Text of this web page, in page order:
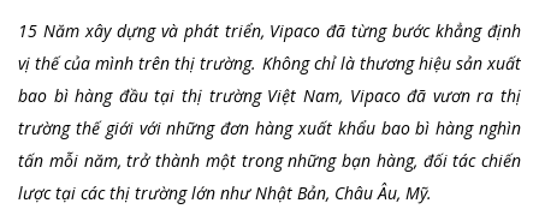
15 Năm xây dựng và phát triển, Vipaco đã từng bước khẳng định
vị thế của mình trên thị trường. Không chỉ là thương hiệu sản xuất
bao bì hàng đầu tại thị trường Việt Nam, Vipaco đã vươn ra thị
trường thế giới với những đơn hàng xuất khẩu bao bì hàng nghìn
tấn mỗi năm, trở thành một trong những bạn hàng, đối tác chiến
lược tại các thị trường lớn như Nhật Bản, Châu Âu, Mỹ.